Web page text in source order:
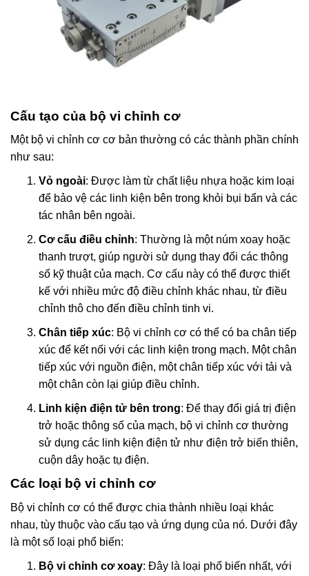
Cấu tạo của bộ vi chỉnh cơ
Một bộ vi chỉnh cơ cơ bản thường có các thành phần chính
như sau:
Vỏ ngoài: Được làm từ chất liệu nhựa hoặc kim loại
để bảo vệ các linh kiện bên trong khỏi bụi bẩn và các
tác nhân bên ngoài.
Cơ cấu điều chỉnh: Thường là một núm xoay hoặc
thanh trượt, giúp người sử dụng thay đổi các thông
số kỹ thuật của mạch. Cơ cấu này có thể được thiết
kế với nhiều mức độ điều chỉnh khác nhau, từ điều
chỉnh thô cho đến điều chỉnh tinh vi.
Chân tiếp xúc: Bộ vi chỉnh cơ có thể có ba chân tiếp
xúc để kết nối với các linh kiện trong mạch. Một chân
tiếp xúc với nguồn điện, một chân tiếp xúc với tải và
một chân còn lại giúp điều chỉnh.
Linh kiện điện tử bên trong: Để thay đổi giá trị điện
trở hoặc thông số của mạch, bộ vi chỉnh cơ thường
sử dụng các linh kiện điện tử như điện trở biến thiên,
cuộn dây hoặc tụ điện.
Các loại bộ vi chỉnh cơ
Bộ vi chỉnh cơ có thể được chia thành nhiều loại khác
nhau, tùy thuộc vào cấu tạo và ứng dụng của nó. Dưới đây
là một số loại phổ biến:
Bộ vi chỉnh cơ xoay: Đây là loại phổ biến nhất, với